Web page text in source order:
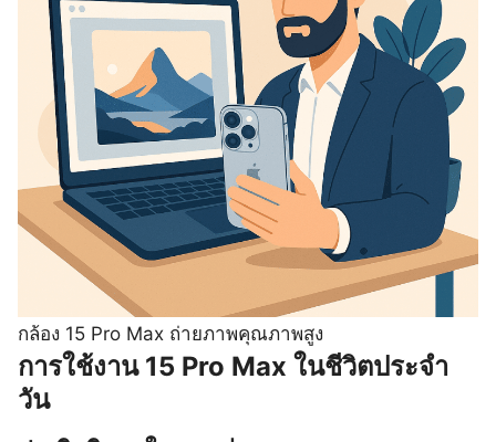
กล้อง 15 Pro Max ถ่ายภาพคุณภาพสูง
การใช้งาน 15 Pro Max ในชีวิตประจำ
วัน